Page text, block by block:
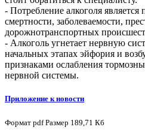
- Потребление алкоголя
смертности, заболеваемости,
дорожнотранспортных
- Алкоголь угнетает нервную
начальных этапах эйфория и
признаками ослабления
нервной системы.
Приложение к новости
Формат pdfРазмер 189,71 Кб